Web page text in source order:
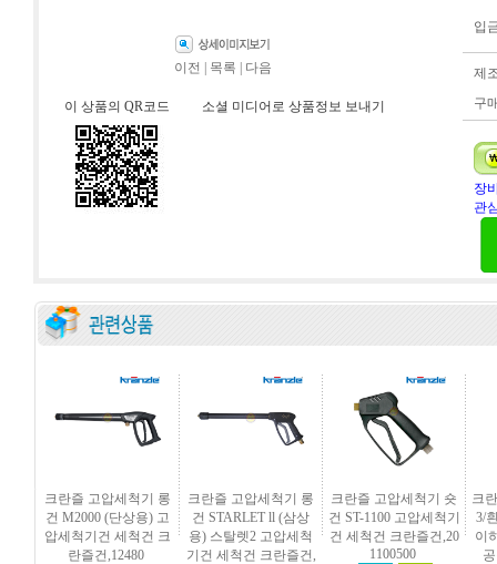
이전 목록 다음
이 상품의 QR코드 소셜 미디어로 상품정보 보내기
입
제
구
장
관
크란즐 고압세척기 롱
건 M2000 (단상용) 고
압세척기건 세척건 크
란즐건,12480
크란즐 고압세척기 롱
건 STARLET ll (삼상
용) 스탈렛2 고압세척
기건 세척건 크란즐건,
크란즐 고압세척기 숏
건 ST-1100 고압세척기
건 세척건 크란즐건,20
1100500
크
3/
이